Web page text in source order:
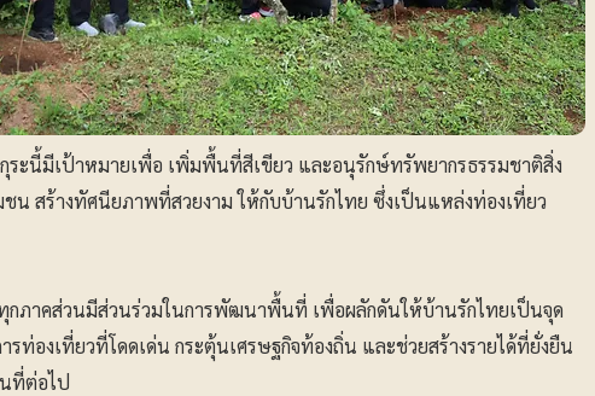
ะนี้มีเป้าหมายเพื่อ เพิ่มพื้นที่สีเขียว และอนุรักษ์ทรัพยากรธรรมชาติสิ่ง
น สร้างทัศนียภาพที่สวยงาม ให้กับบ้านรักไทย ซึ่งเป็นแหล่งท่องเที่ยว
กภาคส่วนมีส่วนร่วมในการพัฒนาพื้นที่ เพื่อผลักดันให้บ้านรักไทยเป็นจุด
รท่องเที่ยวที่โดดเด่น กระตุ้นเศรษฐกิจท้องถิ่น และช่วยสร้างรายได้ที่ยั่งยืน
ที่ต่อไป